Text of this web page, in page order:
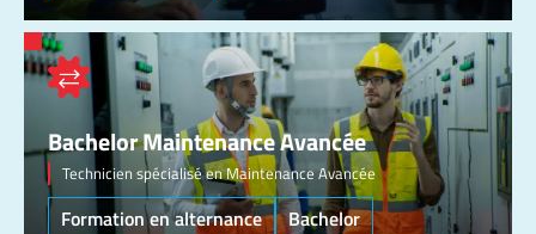
Bachelor Maintenance Avancée
Technicien spécialisé en Maintenance Avancée
Formation en alternance
Bachelor